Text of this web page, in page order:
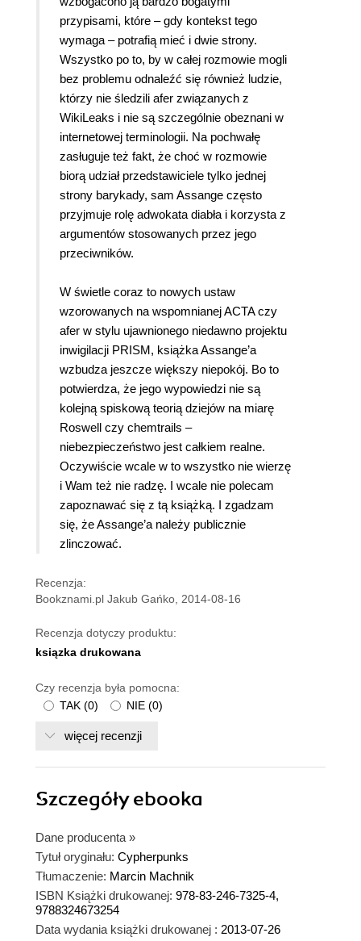
przypisami, które – gdy kontekst tego
wymaga – potrafią mieć i dwie strony.
Wszystko po to, by w całej rozmowie mogli
bez problemu odnaleźć się również ludzie,
którzy nie śledzili afer związanych z
WikiLeaks i nie są szczególnie obeznani w
internetowej terminologii. Na pochwałę
zasługuje też fakt, że choć w rozmowie
biorą udział przedstawiciele tylko jednej
strony barykady, sam Assange często
przyjmuje rolę adwokata diabła i korzysta z
argumentów stosowanych przez jego
przeciwników.
W świetle coraz to nowych ustaw
wzorowanych na wspomnianej ACTA czy
afer w stylu ujawnionego niedawno projektu
inwigilacji PRISM, książka Assange’a
wzbudza jeszcze większy niepokój. Bo to
potwierdza, że jego wypowiedzi nie są
kolejną spiskową teorią dziejów na miarę
Roswell czy chemtrails –
niebezpieczeństwo jest całkiem realne.
Oczywiście wcale w to wszystko nie wierzę
i Wam też nie radzę. I wcale nie polecam
zapoznawać się z tą książką. I zgadzam
się, że Assange’a należy publicznie
zlinczować.
Recenzja:
Bookznami.pl Jakub Gańko, 2014-08-16
Recenzja dotyczy produktu:
ksiązka drukowana
Czy recenzja była pomocna:
TAK (0) NIE (0)
więcej recenzji
Szczegółyebooka
Dane producenta »
Tytuł oryginału: Cypherpunks
Tłumaczenie: Marcin Machnik
ISBN Książki drukowanej: 978-83-246-7325-4,
9788324673254
Data wydania książki drukowanej : 2013-07-26